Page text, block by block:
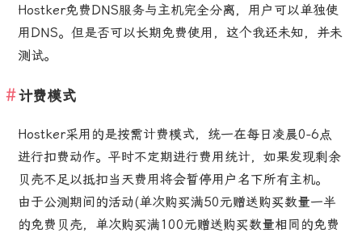
Hostker免费DNS服务与主机完全分离，用户可以单独使
用DNS。但是否可以长期免费使用，这个我还未知，并未
测试。
计费模式
Hostker采用的是按需计费模式，统一在每日凌晨0-6点
进行扣费动作。平时不定期进行费用统计，如果发现剩余
贝壳不足以抵扣当天费用将会暂停用户名下所有主机。
由于公测期间的活动(单次购买满50元赠送购买数量一半
的免费贝壳，单次购买满100元赠送购买数量相同的免费